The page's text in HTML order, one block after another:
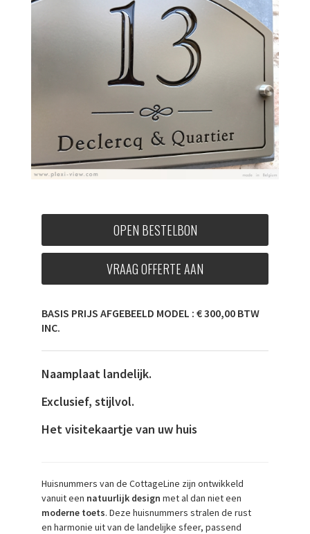
OPEN BESTELBON
VRAAG OFFERTE AAN
BASIS PRIJS AFGEBEELD MODEL : € 300,00 BTW
INC.
Naamplaat landelijk.
Exclusief, stijlvol.
Het visitekaartje van uw huis
Huisnummers van de CottageLine zijn ontwikkeld
vanuit een natuurlijk design met al dan niet een
moderne toets. Deze huisnummers stralen de rust
en harmonie uit van de landelijke sfeer, passend